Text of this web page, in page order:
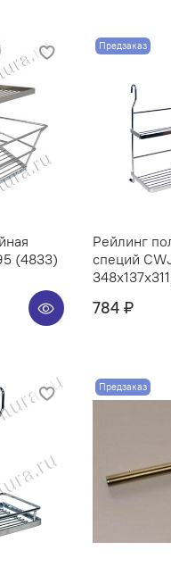
(4833)
Предзаказ
Рейлинг
специй
784 ₽
Предзаказ